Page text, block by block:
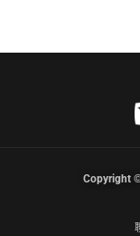
Copyright